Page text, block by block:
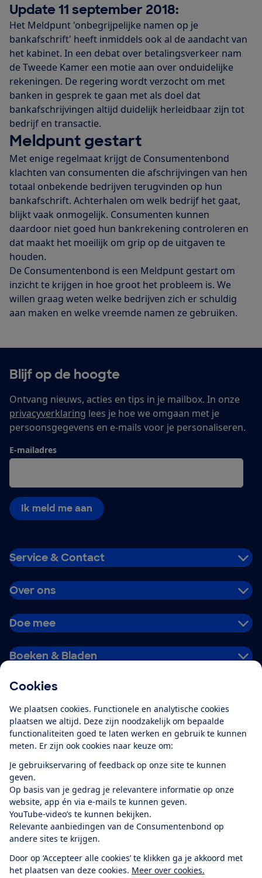
Cookies
We plaatsen cookies. Functionele en analytische cookies
plaatsen we altijd. Deze zijn noodzakelijk om bepaalde
functionaliteiten goed te laten werken en gebruik te kunnen
meten. Er zijn ook cookies naar keuze om:
Je gebruikservaring of feedback op onze site te kunnen
geven.
Op basis van je gedrag je relevantere informatie op onze
website, app én via e-mails te kunnen geven.
YouTube-video’s te kunnen bekijken.
Relevante aanbiedingen van de Consumentenbond op
andere sites te krijgen.
Door op ‘Accepteer alle cookies’ te klikken ga je akkoord met
het plaatsen van deze cookies. Meer over cookies.
Update 11 september 2018:
Het Meldpunt 'onbegrijpelijke namen op je
bankafschrift' heeft inmiddels ook al de aandacht van
het kabinet. In een debat over betalingsverkeer nam
de Tweede Kamer een motie aan over onduidelijke
rekeningen. De regering wordt verzocht om met
banken in gesprek te gaan met als doel dat
bankafschrijvingen altijd duidelijk herleidbaar zijn tot
bedrijf en transactie.
Meldpunt gestart
Met enige regelmaat krijgt de Consumentenbond
klachten van consumenten die afschrijvingen van hen
totaal onbekende bedrijven terugvinden op hun
bankafschrift. Achterhalen om welk bedrijf het gaat,
blijkt vaak onmogelijk. Consumenten kunnen
daardoor niet goed hun bankrekening controleren en
dat maakt het moeilijk om grip op de uitgaven te
houden.
De Consumentenbond is een Meldpunt gestart om
inzicht te krijgen in hoe groot het probleem is. We
willen graag weten welke bedrijven zich er schuldig
aan maken en welke vreemde namen ze gebruiken.
Blijf op de hoogte
Ontvang nieuws, acties en tips in je mailbox. In onze
privacyverklaring lees je hoe we omgaan met je
persoonsgegevens en e-mails voor je personaliseren.
E-mailadres
Ik meld me aan
Service & Contact
Over ons
Doe mee
Boeken & Bladen
Alles over de
app
Algemene Voorwaarden
Privacyverklaring
Cookiebeleid
Privacyvoorkeuren
Toegankelijkheid
RSS-feed nieuws
Facebook
TwitterInstagram
YoutubeLinkedIn
12.901consumentenbeoordelen de Consumentenbondmet gemiddeld